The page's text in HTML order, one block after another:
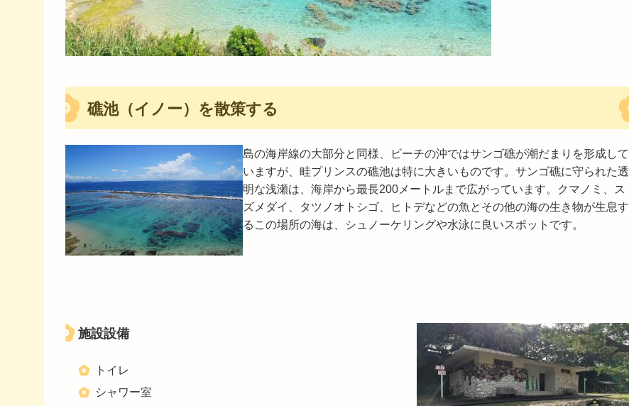
礁池（イノー）を散策する
島の海岸線の大部分と同様、ビーチの沖ではサンゴ礁が潮だまりを形成して
いますが、畦プリンスの礁池は特に大きいものです。サンゴ礁に守られた透
明な浅瀬は、海岸から最長200メートルまで広がっています。クマノミ、ス
ズメダイ、タツノオトシゴ、ヒトデなどの魚とその他の海の生き物が生息す
るこの場所の海は、シュノーケリングや水泳に良いスポットです。
施設設備
トイレ
シャワー室